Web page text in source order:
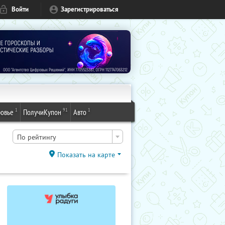
Войти Зарегистрироваться
1 ПолучиКупон 91 Авто 1
По рейтингу
Показать на карте